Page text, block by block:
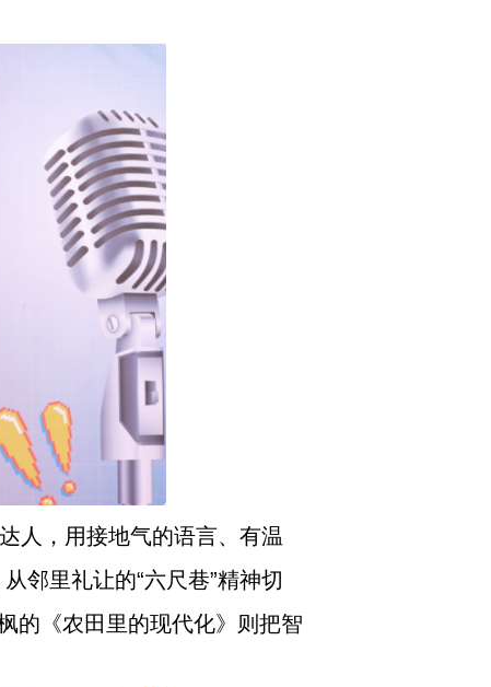
人，用接地气的语言、有温
邻里礼让的“六尺巷”精神切
的《农田里的现代化》则把智